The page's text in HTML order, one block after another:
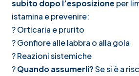
subito dopo l’esposizione per
istamina e prevenire:
? Orticaria e prurito
? Gonfiore alle labbra o alla gola
? Reazioni sistemiche
?Quando assumerli?Se si è a